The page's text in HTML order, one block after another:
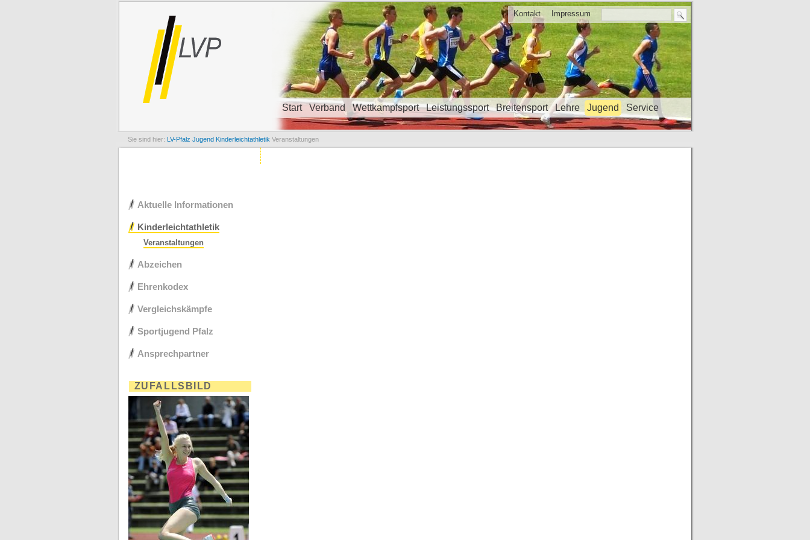
Kontakt Impressum
Navigation überspringen
Start Verband Wettkampfsport Leistungssport Breitensport Lehre Jugend Service
LV-Pfalz Jugend Kinderleichtathletik Veranstaltungen
Navigation
überspringen
Aktuelle Informationen
Kinderleichtathletik
Veranstaltungen
Abzeichen
Ehrenkodex
Vergleichskämpfe
Sportjugend Pfalz
Ansprechpartner
ZUFALLSBILD